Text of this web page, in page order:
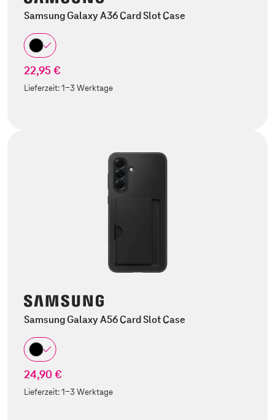
Samsung Galaxy A36 Card Slot Case
22,95 €
Lieferzeit:1-3 Werktage
Samsung Galaxy A56 Card Slot Case
24,90 €
Lieferzeit:1-3 Werktage